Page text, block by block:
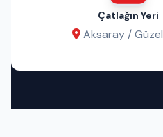
Çatlağın Yeri
Aksaray /